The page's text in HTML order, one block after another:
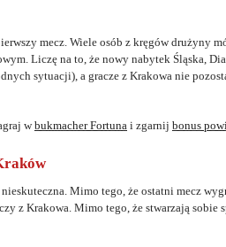
mecz. Wiele osób z kręgów drużyny
Liczę na to, że nowy nabytek Śląska,
sytuacji), a gracze z Krakowa nie
wbukmacher Fortuna i zgarnij bonus
nieskuteczna. Mimo tego, że ostatni mecz
z Krakowa. Mimo tego, że stwarzają sobie